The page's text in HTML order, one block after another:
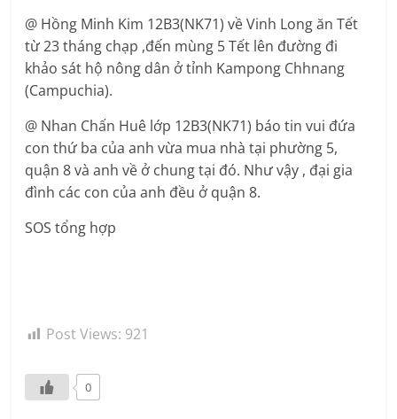
@ Hồng Minh Kim 12B3(NK71) về Vinh Long ăn Tết
từ 23 tháng chạp ,đến mùng 5 Tết lên đường đi
khảo sát hộ nông dân ở tỉnh Kampong Chhnang
(Campuchia).
@ Nhan Chấn Huê lớp 12B3(NK71) báo tin vui đứa
con thứ ba của anh vừa mua nhà tại phường 5,
quận 8 và anh về ở chung tại đó. Như vậy , đại gia
đình các con của anh đều ở quận 8.
SOS tổng hợp
Post Views: 921
0